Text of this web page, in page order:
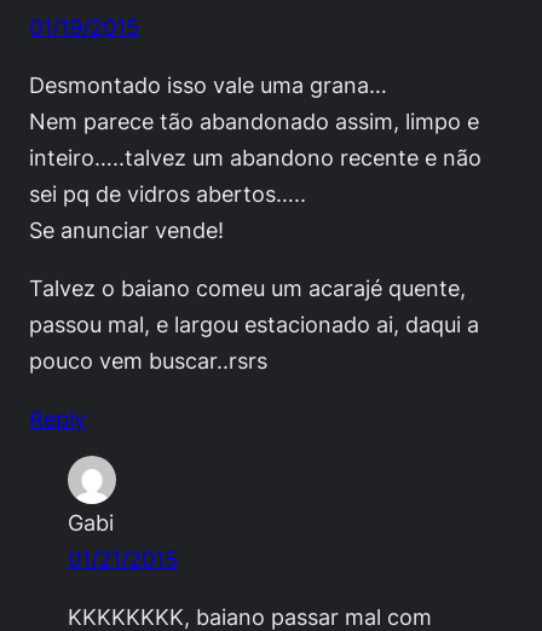
01/19/2015
Desmontado isso vale uma grana…
Nem parece tão abandonado assim, limpo e
inteiro…..talvez um abandono recente e não
sei pq de vidros abertos…..
Se anunciar vende!
Talvez o baiano comeu um acarajé quente,
passou mal, e largou estacionado ai, daqui a
pouco vem buscar..rsrs
Reply
Gabi
01/21/2015
KKKKKKKK, baiano passar mal com